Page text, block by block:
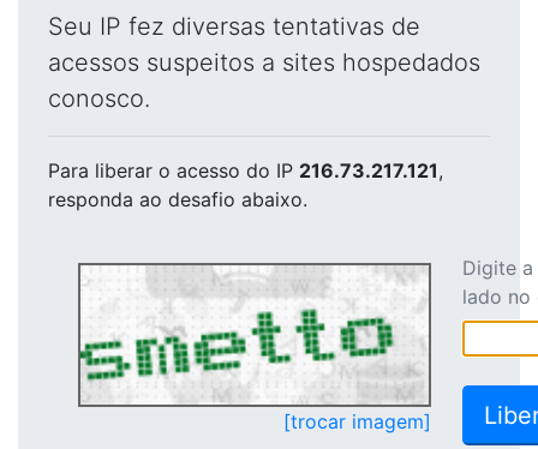
Seu IP fez diversas tentativas de
acessos suspeitos a sites hospedados
conosco.
Para liberar o acesso do IP 216.73.217.121,
responda ao desafio abaixo.
[trocar imagem]
Digite
lado no